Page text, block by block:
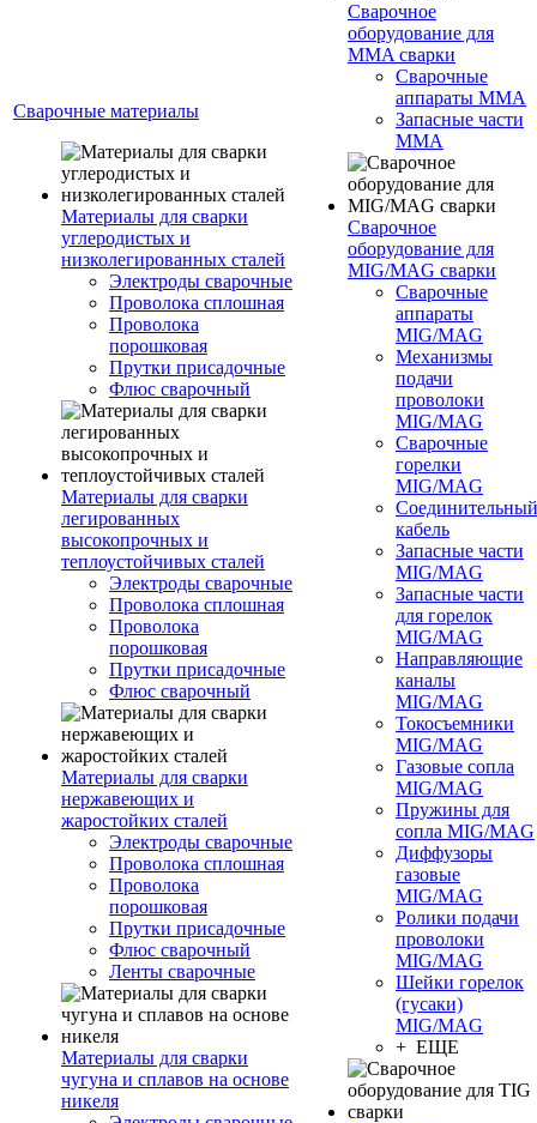
Сварочные материалы
Материалы для сварки
углеродистых и
низколегированных сталей
Электроды сварочные
Проволока сплошная
Проволока
порошковая
Прутки присадочные
Флюс сварочный
Материалы для сварки
легированных
высокопрочных и
теплоустойчивых сталей
Электроды сварочные
Проволока сплошная
Проволока
порошковая
Прутки присадочные
Флюс сварочный
Материалы для сварки
нержавеющих и
жаростойких сталей
Электроды сварочные
Проволока сплошная
Проволока
порошковая
Прутки присадочные
Флюс сварочный
Ленты сварочные
Материалы для сварки
чугуна и сплавов на основе
никеля
Сварочное
оборудование для
MMA сварки
Сварочные
аппараты MMA
Запасные части
MMA
Сварочное
оборудование для
MIG/MAG сварки
Сварочные
аппараты
MIG/MAG
Механизмы
подачи
проволоки
MIG/MAG
Сварочные
горелки
MIG/MAG
Соединительный
кабель
Запасные части
MIG/MAG
Запасные части
для горелок
MIG/MAG
Направляющие
каналы
MIG/MAG
Токосъемники
MIG/MAG
Газовые сопла
MIG/MAG
Пружины для
сопла MIG/MAG
Диффузоры
газовые
MIG/MAG
Ролики подачи
проволоки
MIG/MAG
Шейки горелок
(гусаки)
MIG/MAG
+ ЕЩЕ